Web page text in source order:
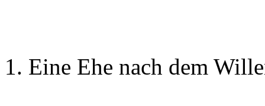
1. Eine Ehe nach dem